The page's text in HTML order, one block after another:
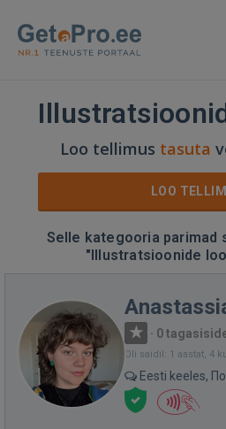
Loo tellimus tasuta
LOO
Selle kategooria parimad
"Illustratsioonide
· 0
Oli saidil: 1 aastat, 4
Eesti keeles,